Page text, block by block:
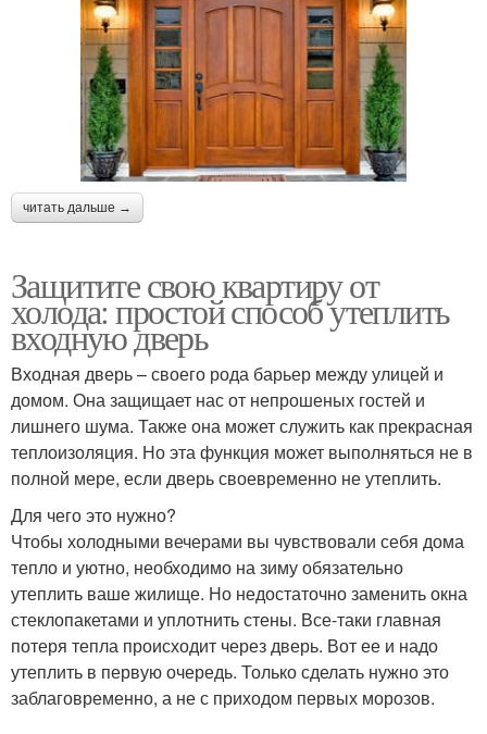
читать дальше →
Защитите свою квартиру от
холода: простой способ утеплить
входную дверь
Входная дверь – своего рода барьер между улицей и
домом. Она защищает нас от непрошеных гостей и
лишнего шума. Также она может служить как прекрасная
теплоизоляция. Но эта функция может выполняться не в
полной мере, если дверь своевременно не утеплить.
Для чего это нужно?
Чтобы холодными вечерами вы чувствовали себя дома
тепло и уютно, необходимо на зиму обязательно
утеплить ваше жилище. Но недостаточно заменить окна
стеклопакетами и уплотнить стены. Все-таки главная
потеря тепла происходит через дверь. Вот ее и надо
утеплить в первую очередь. Только сделать нужно это
заблаговременно, а не с приходом первых морозов.